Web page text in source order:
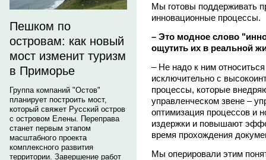
Пешком по
островам: как новый
мост изменит туризм
в Приморье
Группа компаний "Остов"
планирует построить мост,
который свяжет Русский остров
с островом Елены. Переправа
станет первым этапом
масштабного проекта
комплексного развития
территории. Завершение работ
Мы готовы поддерживать
инновационные процессы.
– Это модное слово
ощутить их в реальной
– Не надо к ним
исключительно с
процессы, которые
управленческом звене –
оптимизация процессов и
издержки и повышают
время прохождения
Мы оперировали этим